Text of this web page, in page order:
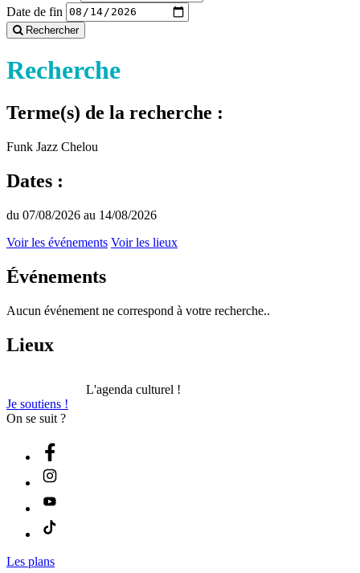
Date de fin
Rechercher
Recherche
Terme(s) de la recherche :
Funk Jazz Chelou
Dates :
du 07/08/2026 au 14/08/2026
Voir les événements Voir les lieux
Événements
Aucun événement ne correspond à votre recherche..
Lieux
L'agenda culturel !
Je soutiens !
On se suit ?
Les plans